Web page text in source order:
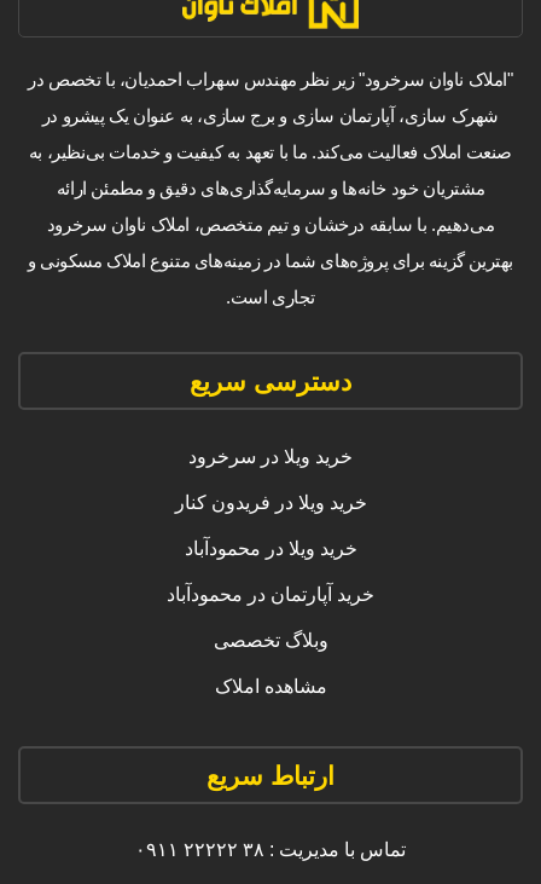
"املاک ناوان سرخرود" زیر نظر مهندس سهراب احمدیان، با تخصص در
شهرک سازی، آپارتمان سازی و برج سازی، به عنوان یک پیشرو در
صنعت املاک فعالیت می‌کند. ما با تعهد به کیفیت و خدمات بی‌نظیر، به
مشتریان خود خانه‌ها و سرمایه‌گذاری‌های دقیق و مطمئن ارائه
می‌دهیم. با سابقه درخشان و تیم متخصص، املاک ناوان سرخرود
بهترین گزینه برای پروژه‌های شما در زمینه‌های متنوع املاک مسکونی و
تجاری است.
دسترسی سریع
خرید ویلا در سرخرود
خرید ویلا در فریدون کنار
خرید ویلا در محمودآباد
خرید آپارتمان در محمودآباد
وبلاگ تخصصی
مشاهده املاک
ارتباط سریع
تماس با مدیریت : ۳۸ ۲۲۲۲۲ ۰۹۱۱